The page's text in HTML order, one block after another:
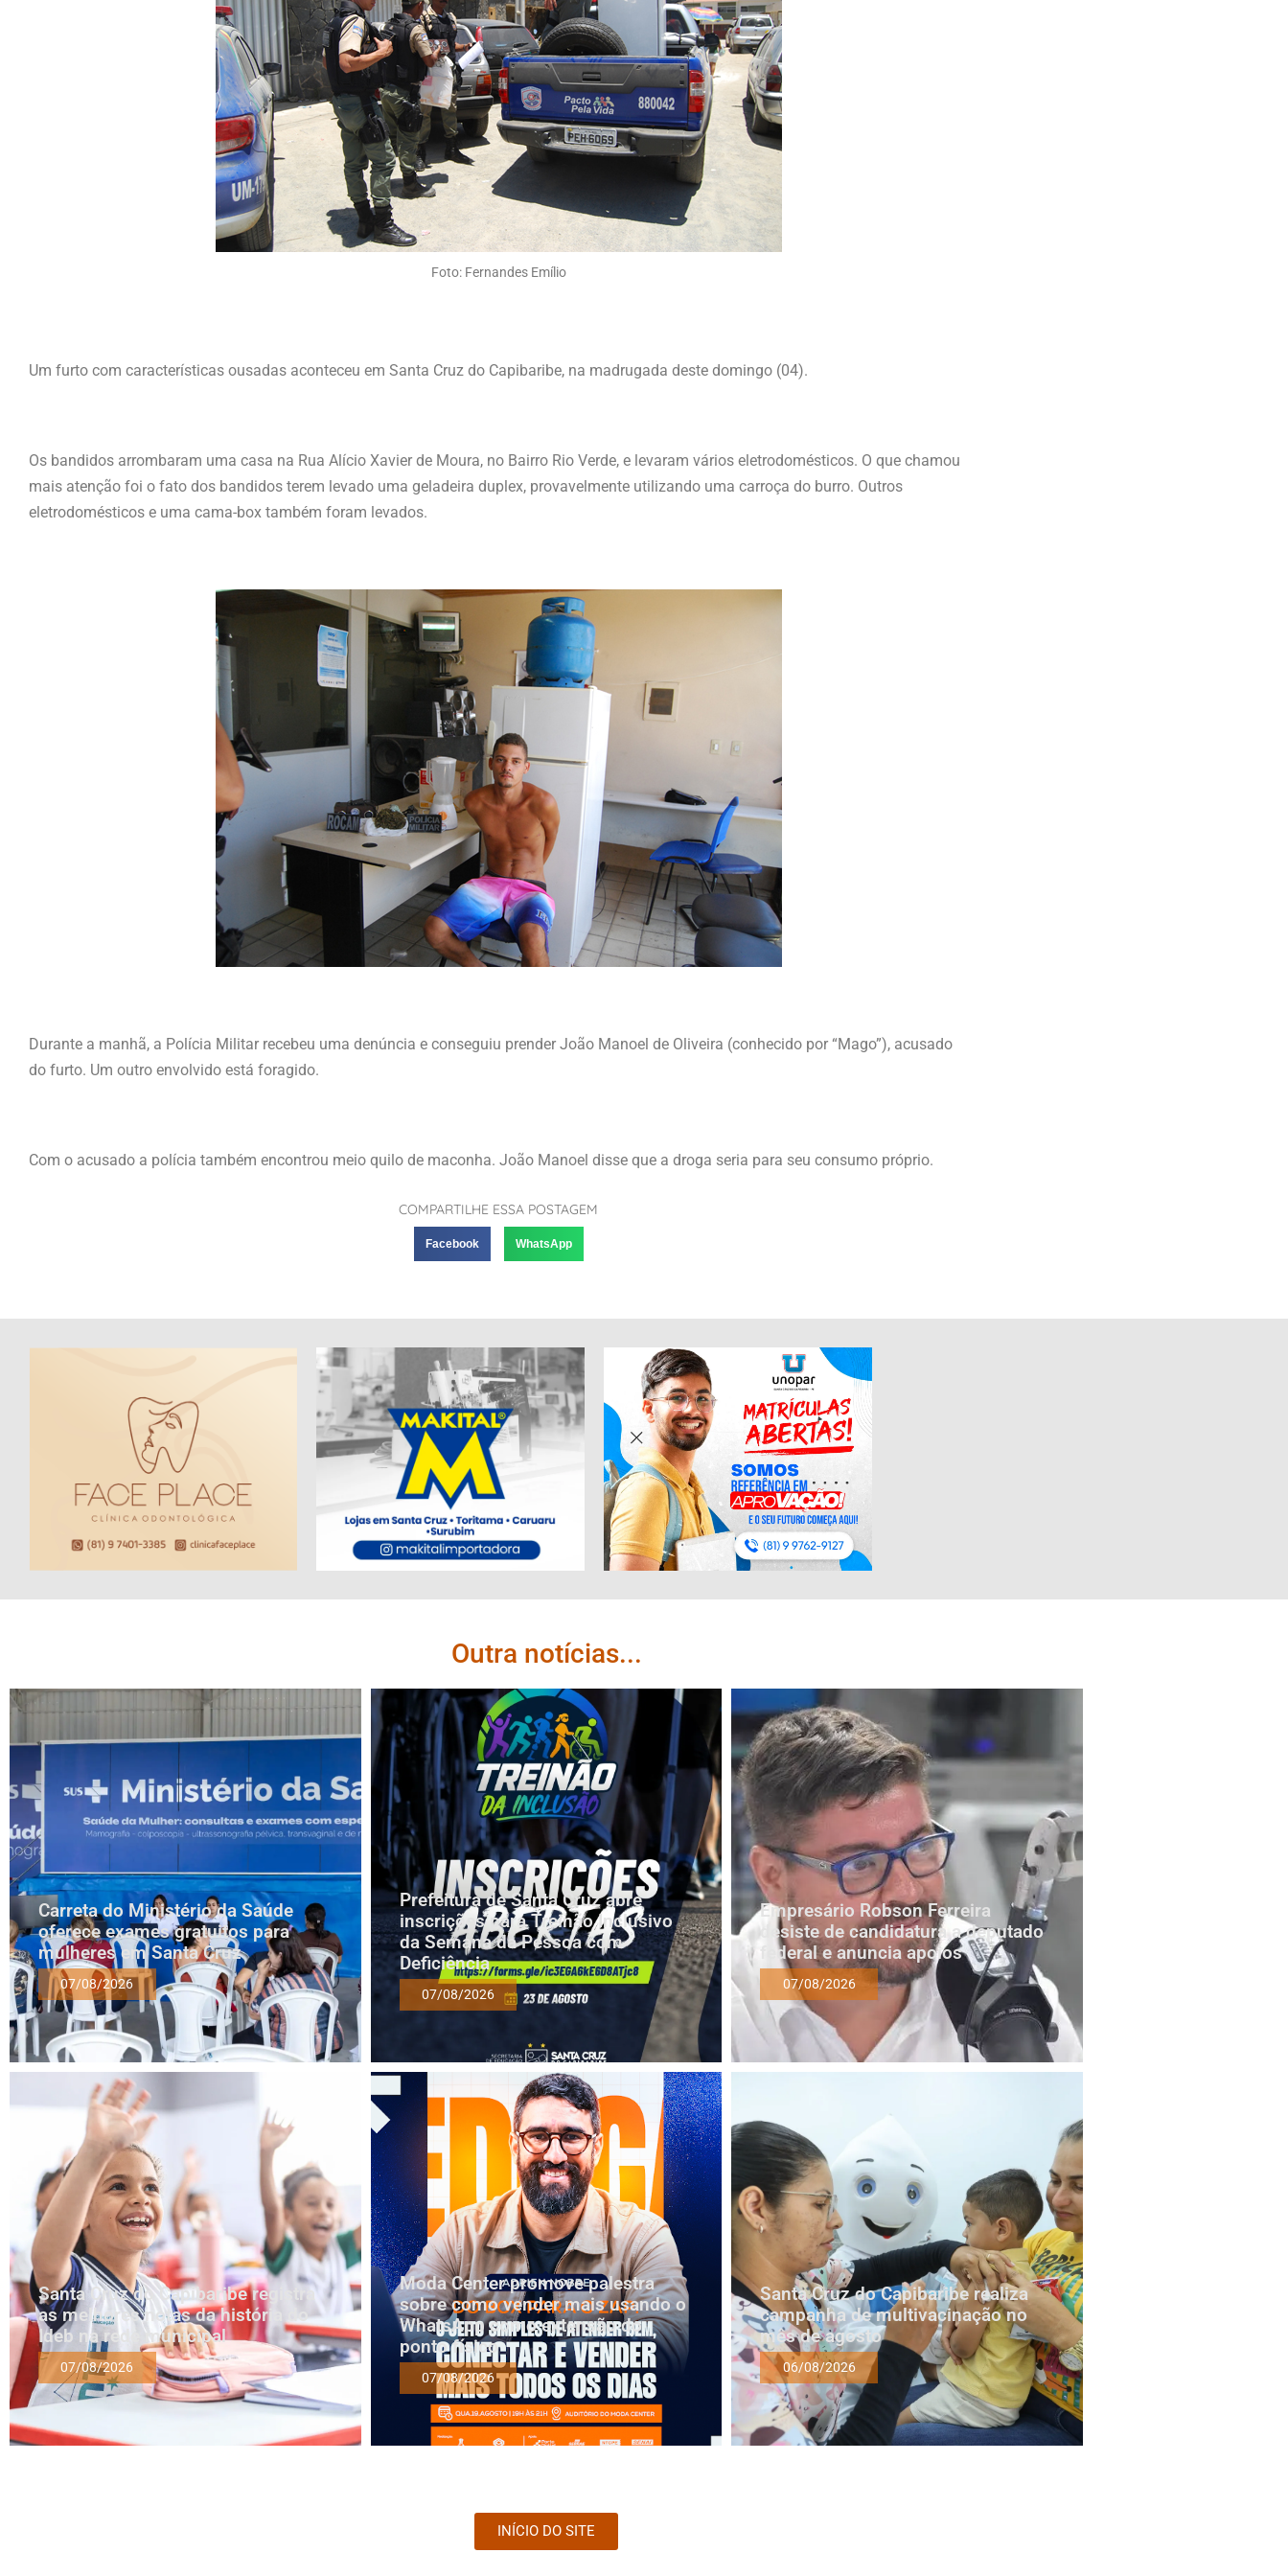
Foto: Fernandes Emílio
Um furto com características ousadas aconteceu em Santa Cruz do Capibaribe, na madrugada deste domingo (04).
Os bandidos arrombaram uma casa na Rua Alício Xavier de Moura, no Bairro Rio Verde, e levaram vários eletrodomésticos. O que chamou
mais atenção foi o fato dos bandidos terem levado uma geladeira duplex, provavelmente utilizando uma carroça do burro. Outros
eletrodomésticos e uma cama-box também foram levados.
Durante a manhã, a Polícia Militar recebeu uma denúncia e conseguiu prender João Manoel de Oliveira (conhecido por “Mago”), acusado
do furto. Um outro envolvido está foragido.
Com o acusado a polícia também encontrou meio quilo de maconha. João Manoel disse que a droga seria para seu consumo próprio.
COMPARTILHE ESSA POSTAGEM
Facebook WhatsApp
Outra notícias...
Carreta do Ministério da Saúde
oferece exames gratuitos para
mulheres em Santa Cruz
07/08/2026
Prefeitura de Santa Cruz abre
inscrições para Treinão Inclusivo
da Semana da Pessoa com
Deficiência
07/08/2026
Empresário Robson Ferreira
desiste de candidatura a deputado
federal e anuncia apoios
07/08/2026
Santa Cruz do Capibaribe registra
as melhores notas da história do
Ideb na rede municipal
07/08/2026
Moda Center promove palestra
sobre como vender mais usando o
WhatsApp como extensão do
ponto físico
07/08/2026
Santa Cruz do Capibaribe realiza
campanha de multivacinação no
mês de agosto
06/08/2026
INÍCIO DO SITE